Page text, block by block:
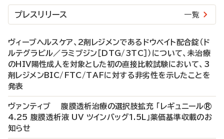
プレスリリース 一覧
ヴィーブヘルスケア、2剤レジメンであるドウベイト配合錠（ド
ルテグラビル／ラミブジン［DTG/3TC］）について、未治療
のHIV陽性成人を対象とした初の直接比較試験において、3
剤レジメンBIC/FTC/TAFに対する非劣性を示したことを
発表
ヴァンティブ 腹膜透析治療の選択肢拡充 「レギュニール®
4.25 腹膜透析液 UV ツインバッグ1.5L」薬価基準収載のお
知らせ